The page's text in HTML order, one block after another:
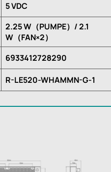
5 VDC
2.25 W（PUMPE）/ 2.1
W（FAN×2）
6933412728290
R-LE520-WHAMMN-G-1